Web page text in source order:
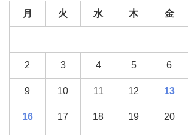
月 火 水 木 金
2 3 4 5 6
9 10 11 12 13
16 17 18 19 20